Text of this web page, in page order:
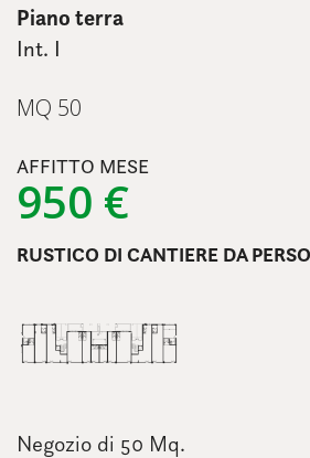
Piano terra
Int. I
MQ 50
AFFITTO MESE
950 €
RUSTICO DI CANTIERE DA
Negozio di 50 Mq.